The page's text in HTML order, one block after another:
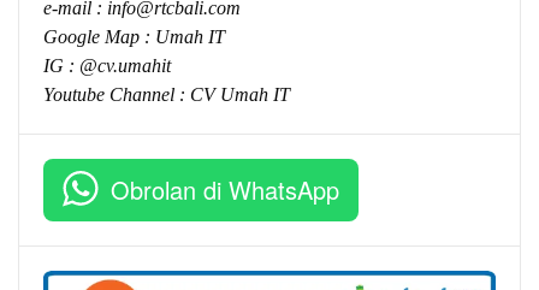
e-mail : info@rtcbali.com
Google Map : Umah IT
IG : @cv.umahit
Youtube Channel : CV Umah IT
Obrolan di WhatsApp